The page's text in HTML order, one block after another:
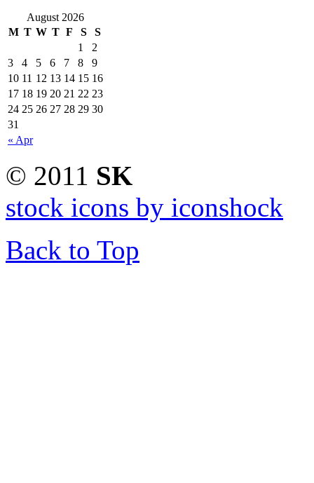
August 2026
M T W T F S S
« Apr
1
2
3
4 5 6 7 8
9
10 11 12 13 14 15 16
17 18 19 20 21 22 23
24 25 26 27 28 29 30
31
© 2011 SK
stock icons by iconshock
Back to Top